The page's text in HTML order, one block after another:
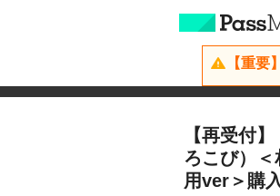
【重
【再受付
ろこび）
用ver＞購